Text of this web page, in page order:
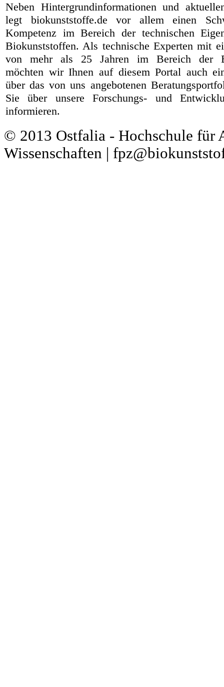
Neben Hintergrundinformationen und
legt biokunststoffe.de vor allem einen
Kompetenz im Bereich der technischen
Biokunststoffen. Als technische Experten mit
von mehr als 25 Jahren im Bereich der
möchten wir Ihnen auf diesem Portal auch
über das von uns angebotenen
Sie über unsere Forschungs- und
informieren.
© 2013 Ostfalia - Hochschule für
Wissenschaften |